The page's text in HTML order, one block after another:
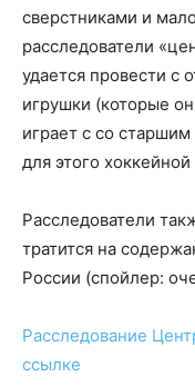
сверстниками и
расследователи
удается провести с
игрушки (которые
играет с со
для этого
Расследователи
тратится на
России (спойлер:
Расследование
ссылке